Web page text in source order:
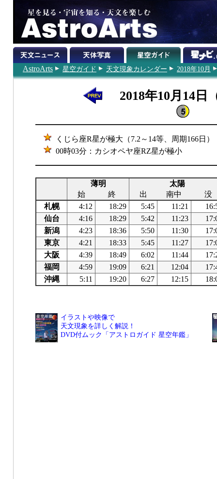
AstroArts 星空ガイド 天文現象カレンダー 2018年10月
2018年10月14日
くじら座R星が極大（7.2～14等、周期166日）
00時03分：カシオペヤ座RZ星が極小
薄明
太陽
始
終 出 南中
没
札幌
4:12 18:29 5:45 11:21
仙台
4:16 18:29 5:42 11:23
新潟
4:23 18:36 5:50 11:30
東京
4:21 18:33 5:45 11:27
大阪
4:39 18:49 6:02 11:44
福岡
4:59 19:09 6:21 12:04
沖縄
5:11 19:20 6:27 12:15
イラストや映像で
天文現象を詳しく解説！
DVD付ムック「アストロガイド 星空年鑑」